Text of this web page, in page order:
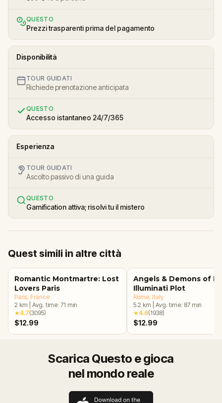
QUESTO
Prezzi trasparenti prima del pagamento
Disponibilità
TOUR GUIDATI
Richiede prenotazione anticipata
QUESTO
Accesso istantaneo 24/7/365
Esperienza
TOUR GUIDATI
Ascolto passivo di una guida
QUESTO
Gamification attiva; risolvi tu il mistero
Quest simili in altre città
Romantic Montmartre: Lost
Lovers Paris
Paris , France
2 km Avg. time: 71 min
★4.7(3095)
$12.99
Angels & Demons of
Illuminati Plot
Rome , Italy
5.2 km Avg. time: 87 min
★4.6(1938)
$12.99
Scarica Questo e gioca
nel mondo reale